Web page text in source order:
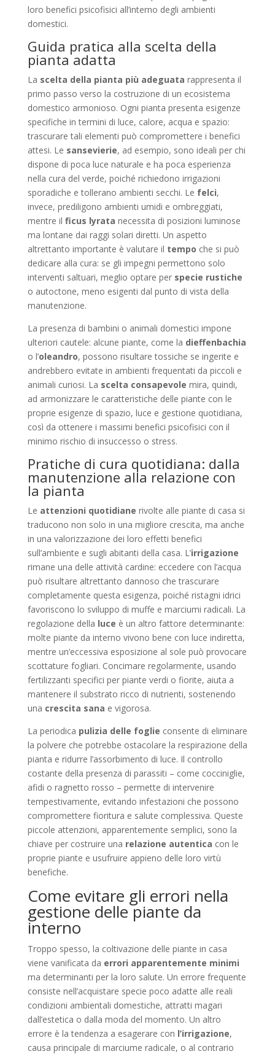
loro benefici psicofisici all’interno degli ambienti
domestici.
Guida pratica alla scelta della
pianta adatta
La scelta della pianta più adeguata rappresenta il
primo passo verso la costruzione di un ecosistema
domestico armonioso. Ogni pianta presenta esigenze
specifiche in termini di luce, calore, acqua e spazio:
trascurare tali elementi può compromettere i benefici
attesi. Le sansevierie, ad esempio, sono ideali per chi
dispone di poca luce naturale e ha poca esperienza
nella cura del verde, poiché richiedono irrigazioni
sporadiche e tollerano ambienti secchi. Le felci,
invece, prediligono ambienti umidi e ombreggiati,
mentre il ficus lyrata necessita di posizioni luminose
ma lontane dai raggi solari diretti. Un aspetto
altrettanto importante è valutare il tempo che si può
dedicare alla cura: se gli impegni permettono solo
interventi saltuari, meglio optare per specie rustiche
o autoctone, meno esigenti dal punto di vista della
manutenzione.
La presenza di bambini o animali domestici impone
ulteriori cautele: alcune piante, come la dieffenbachia
o l’oleandro, possono risultare tossiche se ingerite e
andrebbero evitate in ambienti frequentati da piccoli e
animali curiosi. La scelta consapevole mira, quindi,
ad armonizzare le caratteristiche delle piante con le
proprie esigenze di spazio, luce e gestione quotidiana,
così da ottenere i massimi benefici psicofisici con il
minimo rischio di insuccesso o stress.
Pratiche di cura quotidiana: dalla
manutenzione alla relazione con
la pianta
Le attenzioni quotidiane rivolte alle piante di casa si
traducono non solo in una migliore crescita, ma anche
in una valorizzazione dei loro effetti benefici
sull’ambiente e sugli abitanti della casa. L’irrigazione
rimane una delle attività cardine: eccedere con l’acqua
può risultare altrettanto dannoso che trascurare
completamente questa esigenza, poiché ristagni idrici
favoriscono lo sviluppo di muffe e marciumi radicali. La
regolazione della luce è un altro fattore determinante:
molte piante da interno vivono bene con luce indiretta,
mentre un’eccessiva esposizione al sole può provocare
scottature fogliari. Concimare regolarmente, usando
fertilizzanti specifici per piante verdi o fiorite, aiuta a
mantenere il substrato ricco di nutrienti, sostenendo
una crescita sana e vigorosa.
La periodica pulizia delle foglie consente di eliminare
la polvere che potrebbe ostacolare la respirazione della
pianta e ridurre l’assorbimento di luce. Il controllo
costante della presenza di parassiti – come cocciniglie,
afidi o ragnetto rosso – permette di intervenire
tempestivamente, evitando infestazioni che possono
compromettere fioritura e salute complessiva. Queste
piccole attenzioni, apparentemente semplici, sono la
chiave per costruire una relazione autentica con le
proprie piante e usufruire appieno delle loro virtù
benefiche.
Come evitare gli errori nella
gestione delle piante da
interno
Troppo spesso, la coltivazione delle piante in casa
viene vanificata da errori apparentemente minimi
ma determinanti per la loro salute. Un errore frequente
consiste nell’acquistare specie poco adatte alle reali
condizioni ambientali domestiche, attratti magari
dall’estetica o dalla moda del momento. Un altro
errore è la tendenza a esagerare con l’irrigazione,
causa principale di marciume radicale, o al contrario